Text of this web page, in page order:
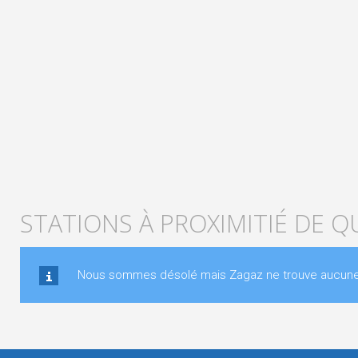
STATIONS À PROXIMITIÉ DE
Nous sommes désolé mais Zagaz ne trouve